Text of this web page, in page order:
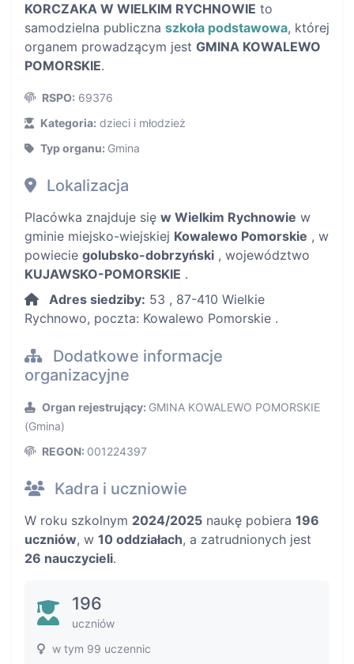
KORCZAKA W WIELKIM RYCHNOWIE to
samodzielna publiczna szkoła podstawowa, której
organem prowadzącym jest GMINA KOWALEWO
POMORSKIE.
RSPO: 69376
Kategoria: dzieci i młodzież
Typ organu: Gmina
Lokalizacja
Placówka znajduje się w Wielkim Rychnowie w
gminie miejsko-wiejskiej Kowalewo Pomorskie , w
powiecie golubsko-dobrzyński , województwo
KUJAWSKO-POMORSKIE .
Adres siedziby: 53 , 87-410 Wielkie
Rychnowo, poczta: Kowalewo Pomorskie .
Dodatkowe informacje
organizacyjne
Organ rejestrujący: GMINA KOWALEWO POMORSKIE
(Gmina)
REGON: 001224397
Kadra i uczniowie
W roku szkolnym 2024/2025 naukę pobiera 196
uczniów, w 10 oddziałach, a zatrudnionych jest
26 nauczycieli.
196
uczniów
w tym 99 uczennic